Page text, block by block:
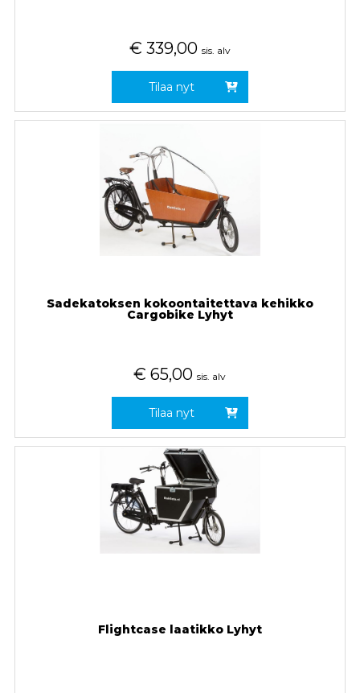
€ 339,00 sis. alv
Tilaa nyt
Sadekatoksen kokoontaitettava kehikko
Cargobike Lyhyt
€ 65,00 sis. alv
Tilaa nyt
Flightcase laatikko Lyhyt